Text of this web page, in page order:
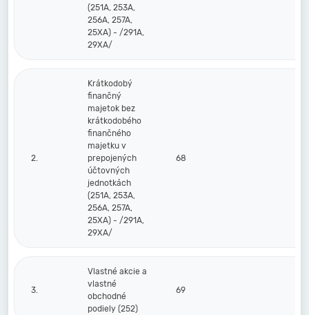
(251A, 253A,
256A, 257A,
25XA) - /291A,
29XA/
2.
Krátkodobý
finančný
majetok bez
krátkodobého
finančného
majetku v
prepojených
účtovných
jednotkách
(251A, 253A,
256A, 257A,
25XA) - /291A,
29XA/
68
3.
Vlastné akcie a
vlastné
obchodné
podiely (252)
69